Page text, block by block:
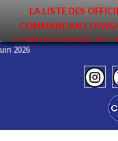
LA LISTE DES
COMMANDANT
COMMANDEMENT DE
PREMIER MOUVEMENT
PAGES PROTÉGÉES
Juin 2026